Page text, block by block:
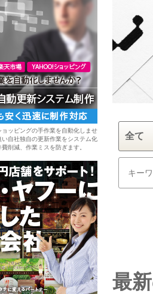
ッピングの手作業を自動化しませ
い自社独自の更新作業をシステム化
削減、作業ミスを防ぎます。
最